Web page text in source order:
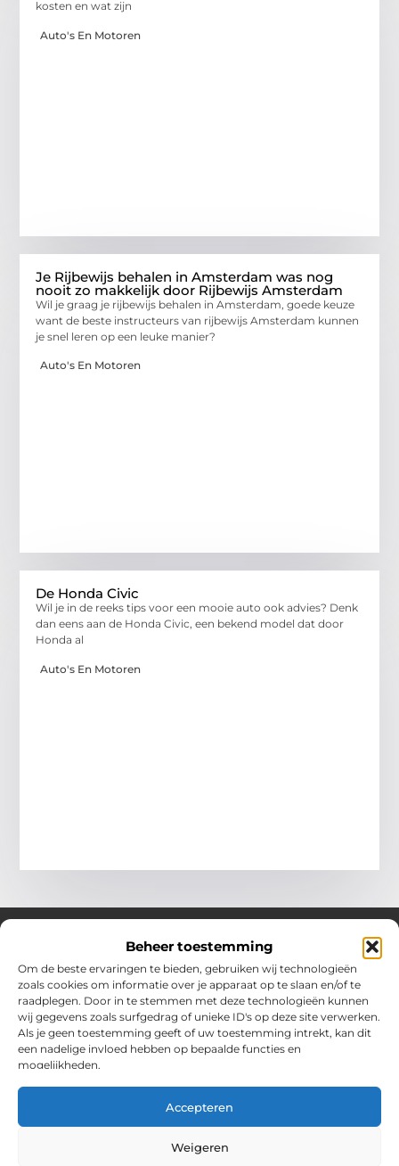
Beheer toestemming
Om de beste ervaringen te bieden, gebruiken wij technologieën
zoals cookies om informatie over je apparaat op te slaan en/of te
raadplegen. Door in te stemmen met deze technologieën kunnen
wij gegevens zoals surfgedrag of unieke ID's op deze site verwerken.
Als je geen toestemming geeft of uw toestemming intrekt, kan dit
een nadelige invloed hebben op bepaalde functies en
mogelijkheden.
Accepteren
Weigeren
kosten en wat zijn
Auto's En Motoren
Je Rijbewijs behalen in Amsterdam was nog
nooit zo makkelijk door Rijbewijs Amsterdam
Wil je graag je rijbewijs behalen in Amsterdam, goede keuze
want de beste instructeurs van rijbewijs Amsterdam kunnen
je snel leren op een leuke manier?
Auto's En Motoren
De Honda Civic
Wil je in de reeks tips voor een mooie auto ook advies? Denk
dan eens aan de Honda Civic, een bekend model dat door
Honda al
Auto's En Motoren
Over Chobmak
Jouw gids voor inspiratie en tips uit het dagelijks leven.
Ontdek een brede verzameling blogs en artikelen die je helpen
om het meeste uit elke dag te halen, met praktische adviezen
en verrassende inzichten.
Bericht categorie